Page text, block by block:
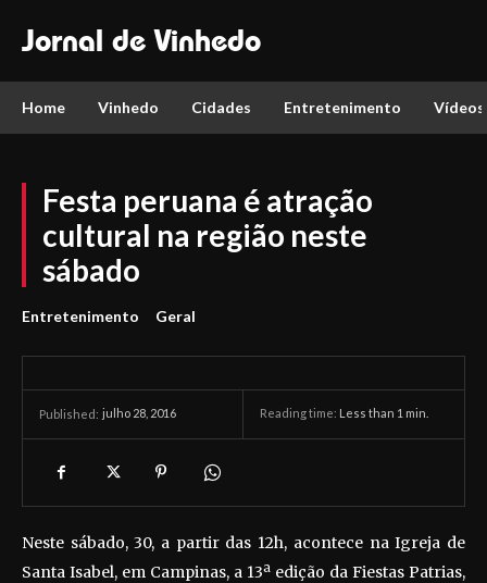
Jornal de Vinhedo
Home Vinhedo Cidades Entretenimento Vídeos
Festa peruana é atração
cultural na região neste
sábado
Entretenimento Geral
Published: julho 28, 2016 Reading time: Less than 1 min.
Neste sábado, 30, a partir das 12h, acontece na Igreja de
Santa Isabel, em Campinas, a 13ª edição da Fiestas Patrias,